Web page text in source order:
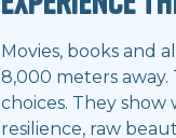
Movies, books and
8,000 meters away.
choices. They
resilience, raw